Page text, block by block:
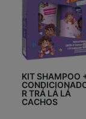
KIT SHAMPOO
R TRÁ LÁ LÁ
CACHOS